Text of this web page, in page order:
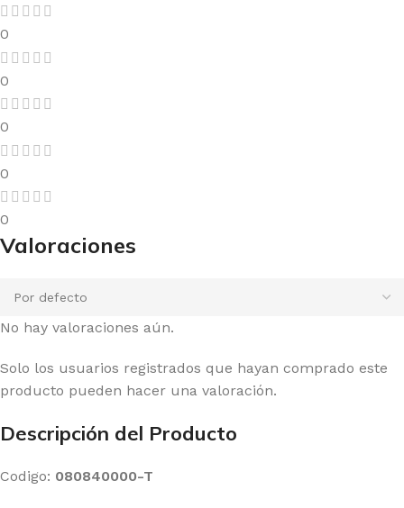
0
0
0
0
0
Valoraciones
No hay valoraciones aún.
Solo los usuarios registrados que hayan comprado este
producto pueden hacer una valoración.
Descripción del Producto
Codigo: 080840000-T